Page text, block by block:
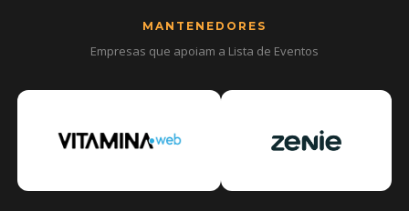
MANTENEDORES
Empresas que apoiam a Lista de Eventos